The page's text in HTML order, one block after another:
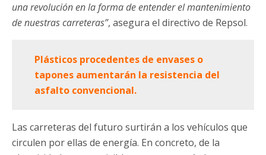
una revolución en la forma de entender el mantenimiento
de nuestras carreteras”, asegura el directivo de Repsol.
Plásticos procedentes de envases o
tapones aumentarán la resistencia del
asfalto convencional.
Las carreteras del futuro surtirán a los vehículos que
circulen por ellas de energía. En concreto, de la